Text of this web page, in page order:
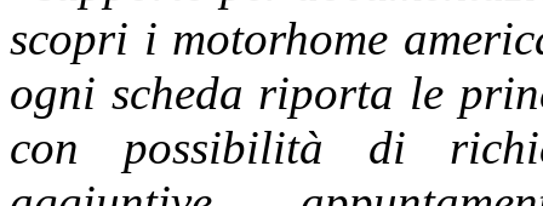
scopri i motorhome
ogni scheda riporta le
con possibilità di